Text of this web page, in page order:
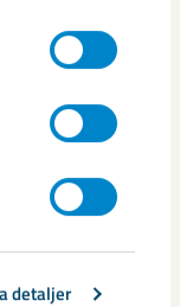
detaljer
paviljongen,